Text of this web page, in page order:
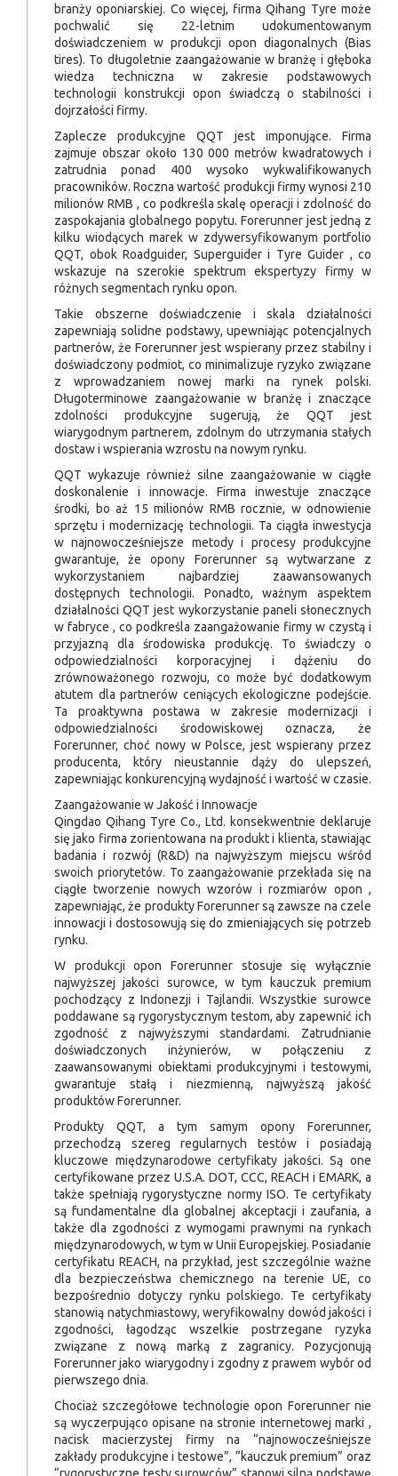
branży oponiarskiej. Co więcej, firma Qihang Tyre może
pochwalić się 22-letnim udokumentowanym
doświadczeniem w produkcji opon diagonalnych (Bias
tires). To długoletnie zaangażowanie w branżę i głęboka
wiedza techniczna w zakresie podstawowych
technologii konstrukcji opon świadczą o stabilności i
dojrzałości firmy.
Zaplecze produkcyjne QQT jest imponujące. Firma
zajmuje obszar około 130 000 metrów kwadratowych i
zatrudnia ponad 400 wysoko wykwalifikowanych
pracowników. Roczna wartość produkcji firmy wynosi 210
milionów RMB , co podkreśla skalę operacji i zdolność do
zaspokajania globalnego popytu. Forerunner jest jedną z
kilku wiodących marek w zdywersyfikowanym portfolio
QQT, obok Roadguider, Superguider i Tyre Guider , co
wskazuje na szerokie spektrum ekspertyzy firmy w
różnych segmentach rynku opon.
Takie obszerne doświadczenie i skala działalności
zapewniają solidne podstawy, upewniając potencjalnych
partnerów, że Forerunner jest wspierany przez stabilny i
doświadczony podmiot, co minimalizuje ryzyko związane
z wprowadzaniem nowej marki na rynek polski.
Długoterminowe zaangażowanie w branżę i znaczące
zdolności produkcyjne sugerują, że QQT jest
wiarygodnym partnerem, zdolnym do utrzymania stałych
dostaw i wspierania wzrostu na nowym rynku.
QQT wykazuje również silne zaangażowanie w ciągłe
doskonalenie i innowacje. Firma inwestuje znaczące
środki, bo aż 15 milionów RMB rocznie, w odnowienie
sprzętu i modernizację technologii. Ta ciągła inwestycja
w najnowocześniejsze metody i procesy produkcyjne
gwarantuje, że opony Forerunner są wytwarzane z
wykorzystaniem najbardziej zaawansowanych
dostępnych technologii. Ponadto, ważnym aspektem
działalności QQT jest wykorzystanie paneli słonecznych
w fabryce , co podkreśla zaangażowanie firmy w czystą i
przyjazną dla środowiska produkcję. To świadczy o
odpowiedzialności korporacyjnej i dążeniu do
zrównoważonego rozwoju, co może być dodatkowym
atutem dla partnerów ceniących ekologiczne podejście.
Ta proaktywna postawa w zakresie modernizacji i
odpowiedzialności środowiskowej oznacza, że
Forerunner, choć nowy w Polsce, jest wspierany przez
producenta, który nieustannie dąży do ulepszeń,
zapewniając konkurencyjną wydajność i wartość w czasie.
Zaangażowanie w Jakość i Innowacje
Qingdao Qihang Tyre Co., Ltd. konsekwentnie deklaruje
się jako firma zorientowana na produkt i klienta, stawiając
badania i rozwój (R&D) na najwyższym miejscu wśród
swoich priorytetów. To zaangażowanie przekłada się na
ciągłe tworzenie nowych wzorów i rozmiarów opon ,
zapewniając, że produkty Forerunner są zawsze na czele
innowacji i dostosowują się do zmieniających się potrzeb
rynku.
W produkcji opon Forerunner stosuje się wyłącznie
najwyższej jakości surowce, w tym kauczuk premium
pochodzący z Indonezji i Tajlandii. Wszystkie surowce
poddawane są rygorystycznym testom, aby zapewnić ich
zgodność z najwyższymi standardami. Zatrudnianie
doświadczonych inżynierów, w połączeniu z
zaawansowanymi obiektami produkcyjnymi i testowymi,
gwarantuje stałą i niezmienną, najwyższą jakość
produktów Forerunner.
Produkty QQT, a tym samym opony Forerunner,
przechodzą szereg regularnych testów i posiadają
kluczowe międzynarodowe certyfikaty jakości. Są one
certyfikowane przez U.S.A. DOT, CCC, REACH i EMARK, a
także spełniają rygorystyczne normy ISO. Te certyfikaty
są fundamentalne dla globalnej akceptacji i zaufania, a
także dla zgodności z wymogami prawnymi na rynkach
międzynarodowych, w tym w Unii Europejskiej. Posiadanie
certyfikatu REACH, na przykład, jest szczególnie ważne
dla bezpieczeństwa chemicznego na terenie UE, co
bezpośrednio dotyczy rynku polskiego. Te certyfikaty
stanowią natychmiastowy, weryfikowalny dowód jakości i
zgodności, łagodząc wszelkie postrzegane ryzyka
związane z nową marką z zagranicy. Pozycjonują
Forerunner jako wiarygodny i zgodny z prawem wybór od
pierwszego dnia.
Chociaż szczegółowe technologie opon Forerunner nie
są wyczerpująco opisane na stronie internetowej marki ,
nacisk macierzystej firmy na “najnowocześniejsze
zakłady produkcyjne i testowe”, “kauczuk premium” oraz